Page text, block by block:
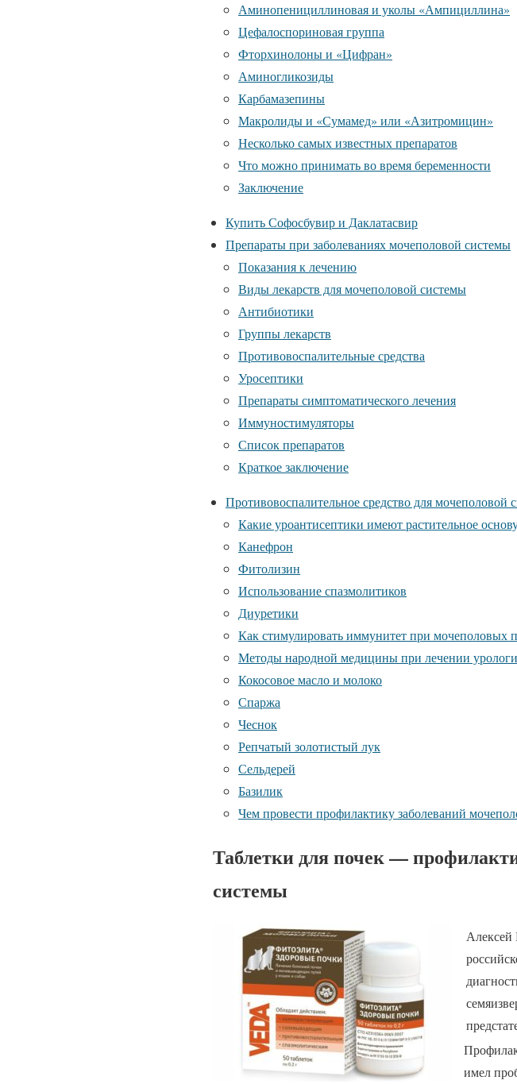
Аминопенициллиновая и уколы «Ампициллина»
Цефалоспориновая группа
Фторхинолоны и «Цифран»
Аминогликозиды
Карбамазепины
Макролиды и «Сумамед» или «Азитромицин»
Несколько самых известных препаратов
Что можно принимать во время беременности
Заключение
Купить Софосбувир и Даклатасвир
Препараты при заболеваниях мочеполовой системы
Показания к лечению
Виды лекарств для мочеполовой системы
Антибиотики
Группы лекарств
Противовоспалительные средства
Уросептики
Препараты симптоматического лечения
Иммуностимуляторы
Список препаратов
Краткое заключение
Противовоспалительное средство для
Какие уроантисептики имеют растительное
Канефрон
Фитолизин
Использование спазмолитиков
Диуретики
Как стимулировать иммунитет при мочеполовых
Методы народной медицины при лечении
Кокосовое масло и молоко
Спаржа
Чеснок
Репчатый золотистый лук
Сельдерей
Базилик
Чем провести профилактику заболеваний
Таблетки для почек —
системы
Алексей
имел